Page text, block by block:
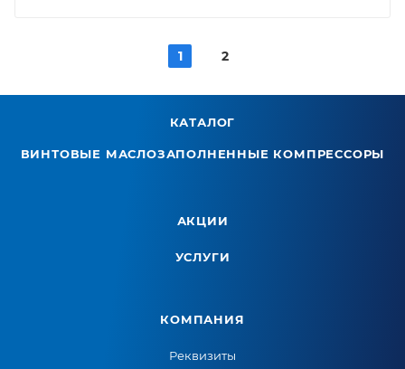
1 2
КАТАЛОГ
ВИНТОВЫЕ МАСЛОЗАПОЛНЕННЫЕ КОМПРЕССОРЫ
АКЦИИ
УСЛУГИ
КОМПАНИЯ
Реквизиты